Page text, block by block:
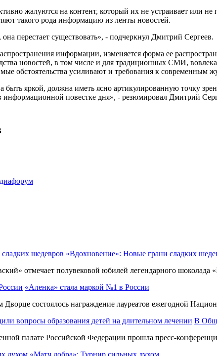
жалуются на контент, который их не устраивает или
такого рода информацию из ленты новостей.
перестает существовать», - подчеркнул Дмитрий Сергеев.
информации, изменяется форма ее
новостей, в том числе и для традиционных СМИ,
обстоятельства усиливают и требования к
яркой, должна иметь ясно артикулированную точку
информационной повестке дня», - резюмировал Дмитрий
«Вдохновение»: Новые грани сладких
отмечает полувековой юбилей легендарного шоколада
«Аленка» стала маркой №1 в России
Дворце состоялось награждение лауреатов ежегодной
В
палате Российской Федерации прошла пресс-
«Матч добра»: Турнир сильных духом